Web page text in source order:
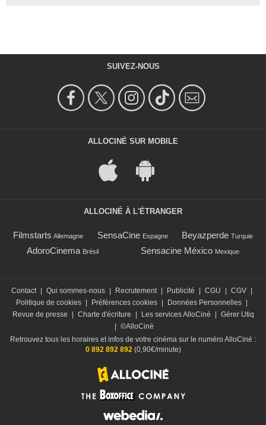
SUIVEZ-NOUS
ALLOCINÉ SUR MOBILE
ALLOCINÉ À L'ÉTRANGER
Filmstarts Allemagne SensaCine Espagne Beyazperde Turquie
AdoroCinema Brésil Sensacine México Mexique
Contact Qui sommes-nous Recrutement Publicité CGU CGV
Politique de cookies
Préférences cookies Données Personnelles
Revue de presse
Charte d'écriture Les services AlloCiné
Gérer Utiq
©AlloCiné
Retrouvez tous les horaires et infos de votre cinéma sur le numéro AlloCiné :
0 892 892 892(0,90€/minute)